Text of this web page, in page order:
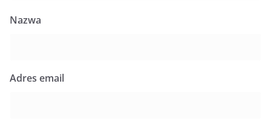
Nazwa
Adres email